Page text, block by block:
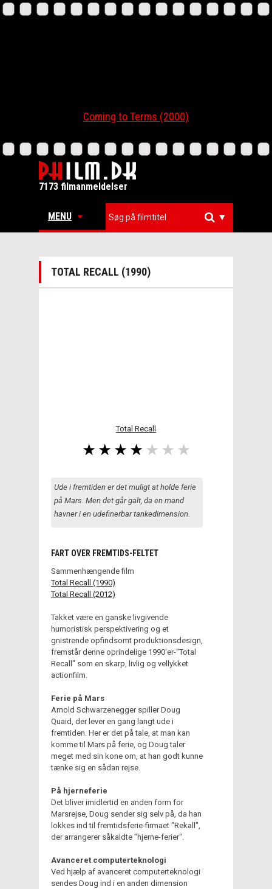
Coming to Terms (2000)
7173 filmanmeldelser
MENU ▼
TOTAL RECALL (1990)
Total Recall
Ude i fremtiden er det muligt at holde ferie
på Mars. Men det går galt, da en mand
havner i en udefinerbar tankedimension.
FART OVER FREMTIDS-FELTET
Sammenhængende film
Total Recall (1990)
Total Recall (2012)
Takket være en ganske livgivende
humoristisk perspektivering og et
gnistrende opfindsomt produktionsdesign,
fremstår denne oprindelige 1990'er-"Total
Recall" som en skarp, livlig og vellykket
actionfilm.
Ferie på Mars
Arnold Schwarzenegger spiller Doug
Quaid, der lever en gang langt ude i
fremtiden. Her er det på tale, at man kan
komme til Mars på ferie, og Doug taler
meget med sin kone om, at han godt kunne
tænke sig en sådan rejse.
På hjerneferie
Det bliver imidlertid en anden form for
Marsrejse, Doug sender sig selv på, da han
lokkes ind til fremtidsferie-firmaet "Rekall",
der arrangerer såkaldte "hjerne-ferier".
Avanceret computerteknologi
Ved hjælp af avanceret computerteknologi
sendes Doug ind i en anden dimension